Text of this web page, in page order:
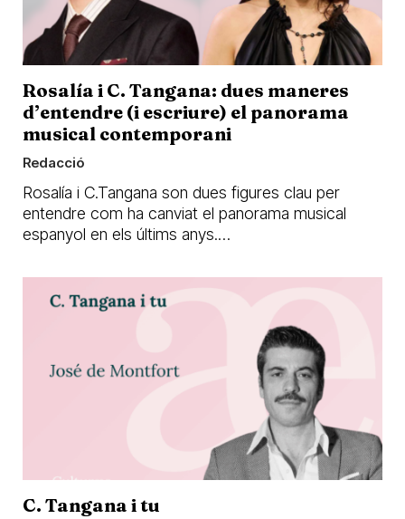
Rosalía i C. Tangana: dues maneres
d’entendre (i escriure) el panorama
musical contemporani
Redacció
Rosalía i C.Tangana son dues figures clau per
entendre com ha canviat el panorama musical
espanyol en els últims anys.…
C. Tangana i tu